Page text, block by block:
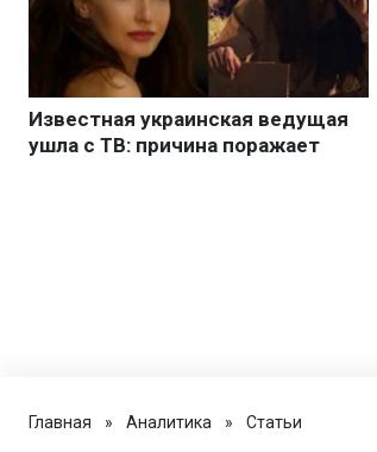
Главная » Аналитика » Статьи